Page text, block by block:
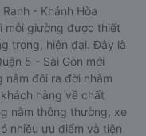
- Khánh Hòa
mỗi giường được thiết
trọng, hiện đại. Đây là
5 - Sài Gòn mới
nằm đôi ra đời nhằm
hàng về chất
nằm thông thường, xe
nhiều ưu điểm và tiện